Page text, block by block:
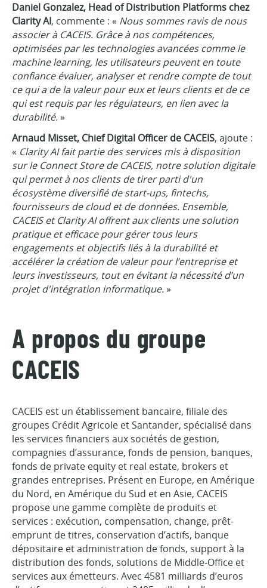
Daniel Gonzalez, Head of Distribution Platforms chez
Clarity AI, commente : « Nous sommes ravis de nous
associer à CACEIS. Grâce à nos compétences,
optimisées par les technologies avancées comme le
machine learning, les utilisateurs peuvent en toute
confiance évaluer, analyser et rendre compte de tout
ce qui a de la valeur pour eux et leurs clients et de ce
qui est requis par les régulateurs, en lien avec la
durabilité.»
Arnaud Misset, Chief Digital Officer de CACEIS, ajoute :
« Clarity AI fait partie des services mis à disposition
sur le Connect Store de CACEIS, notre solution digitale
qui permet à nos clients de tirer parti d'un
écosystème diversifié de start-ups, fintechs,
fournisseurs de cloud et de données. Ensemble,
CACEIS et Clarity AI offrent aux clients une solution
pratique et efficace pour gérer tous leurs
engagements et objectifs liés à la durabilité et
accélérer la création de valeur pour l’entreprise et
leurs investisseurs, tout en évitant la nécessité d’un
projet d'intégration informatique.»
A propos du groupe
CACEIS
CACEIS est un établissement bancaire, filiale des
groupes Crédit Agricole et Santander, spécialisé dans
les services financiers aux sociétés de gestion,
compagnies d’assurance, fonds de pension, banques,
fonds de private equity et real estate, brokers et
grandes entreprises. Présent en Europe, en Amérique
du Nord, en Amérique du Sud et en Asie, CACEIS
propose une gamme complète de produits et
services : exécution, compensation, change, prêt-
emprunt de titres, conservation d’actifs, banque
dépositaire et administration de fonds, support à la
distribution des fonds, solutions de Middle-Office et
services aux émetteurs. Avec 4581 milliards d’euros